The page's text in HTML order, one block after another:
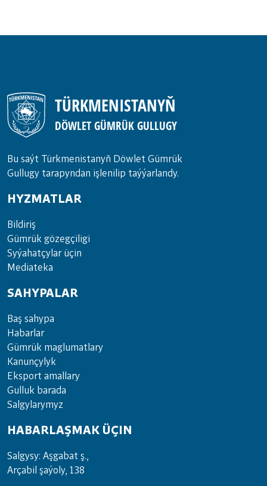
TÜRKMENISTANYŇ
DÖWLET GÜMRÜK GULLUGY
Bu saýt Türkmenistanyñ Döwlet Gümrük
Gullugy tarapyndan işlenilip taýýarlandy.
HYZMATLAR
Bil­di­riş
Güm­rük gö­zeg­çi­li­gi
Sy­ýa­hat­çy­lar ü­çin
Media­teka
SAHYPALAR
Baş sahypa
Habarlar
Gümrük maglumatlary
Kanunçylyk
Eksport amallary
Gulluk barada
Salgylarymyz
HABARLAŞMAK ÜÇIN
Salgysy: Aşgabat ş.,
Arçabil şaýoly, 138